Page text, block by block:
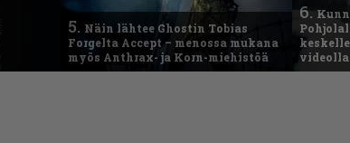
5. Näin lähtee Ghostin Tobias
Forgelta Accept – menossa mukana
myös Anthrax- ja Korn-miehistöä
6.